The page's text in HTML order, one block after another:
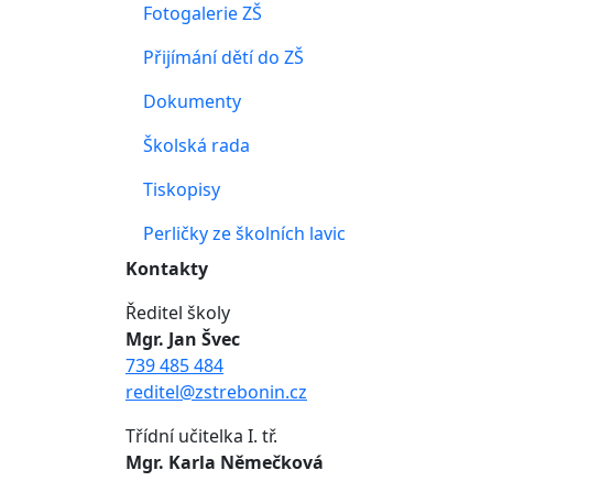
Fotogalerie ZŠ
Přijímání dětí do ZŠ
Dokumenty
Školská rada
Tiskopisy
Perličky ze školních lavic
Kontakty
Ředitel školy
Mgr. Jan Švec
739 485 484
reditel@zstrebonin.cz
Třídní učitelka I. tř.
Mgr. Karla Němečková